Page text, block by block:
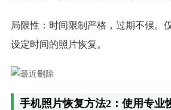
局限性：时间限制严格，过期不候。
设定时间的照片恢复。
手机照片恢复方法2：使用专业